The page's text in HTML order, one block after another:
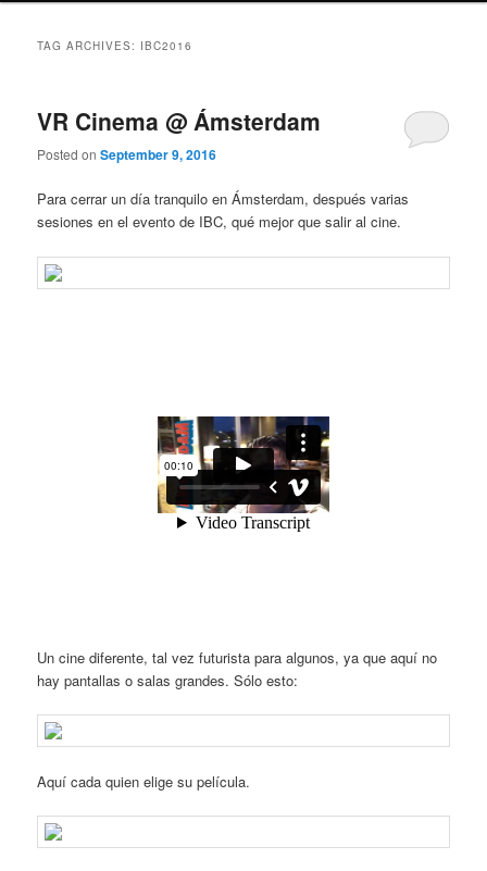
TAG ARCHIVES: IBC2016
VR Cinema @ Ámsterdam
Posted onSeptember 9, 2016
Para cerrar un día tranquilo en Ámsterdam, después varias
sesiones en el evento de IBC, qué mejor que salir al cine.
Un cine diferente, tal vez futurista para algunos, ya que aquí no
hay pantallas o salas grandes. Sólo esto:
Aquí cada quien elige su película.